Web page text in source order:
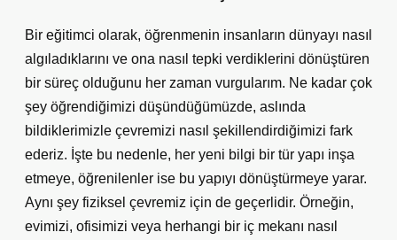
Bir eğitimci olarak, öğrenmenin insanların dünyayı nasıl
algıladıklarını ve ona nasıl tepki verdiklerini dönüştüren
bir süreç olduğunu her zaman vurgularım. Ne kadar çok
şey öğrendiğimizi düşündüğümüzde, aslında
bildiklerimizle çevremizi nasıl şekillendirdiğimizi fark
ederiz. İşte bu nedenle, her yeni bilgi bir tür yapı inşa
etmeye, öğrenilenler ise bu yapıyı dönüştürmeye yarar.
Aynı şey fiziksel çevremiz için de geçerlidir. Örneğin,
evimizi, ofisimizi veya herhangi bir iç mekanı nasıl